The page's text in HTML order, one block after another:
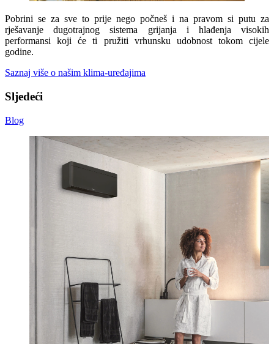
Pobrini se za sve to prije nego počneš i na pravom si putu za
rješavanje dugotrajnog sistema grijanja i hlađenja visokih
performansi koji će ti pružiti vrhunsku udobnost tokom cijele
godine.
Saznaj više o našim klima-uređajima
Sljedeći
Blog